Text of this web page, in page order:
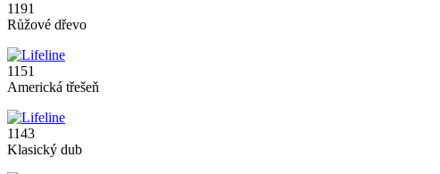
1191
Růžové dřevo
1151
Americká třešeň
1143
Klasický dub